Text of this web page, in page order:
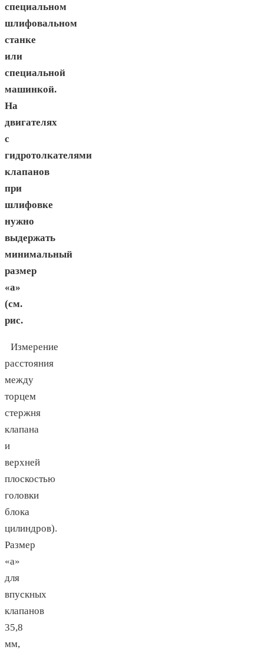
специальном
шлифовальном
станке
или
специальной
машинкой.
На
двигателях
с
гидротолкателями
клапанов
при
шлифовке
нужно
выдержать
минимальный
размер
«а»
(см.
рис.
Измерение
расстояния
между
торцем
стержня
клапана
и
верхней
плоскостью
головки
блока
цилиндров).
Размер
«а»
для
впускных
клапанов
35,8
мм,